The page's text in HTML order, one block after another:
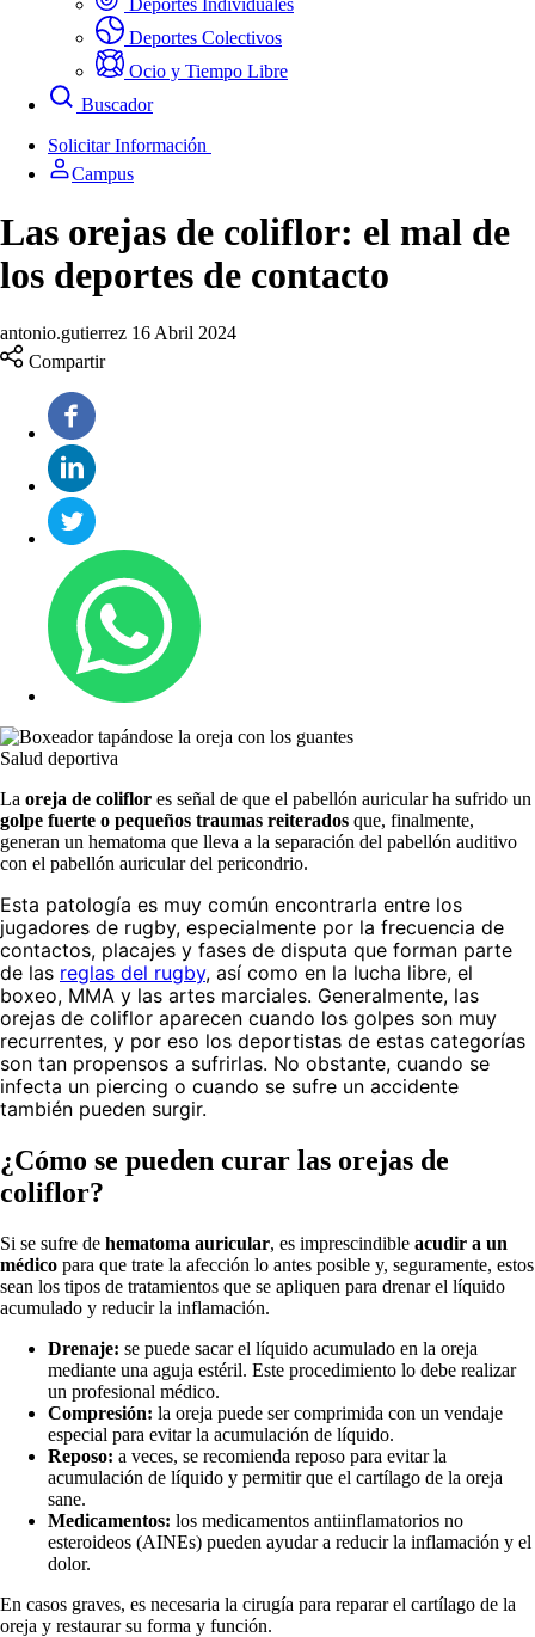
Deportes Individuales
Deportes Colectivos
Ocio y Tiempo Libre
Buscador
Solicitar Información
Campus
Las orejas de coliflor: el mal de
los deportes de contacto
antonio.gutierrez 16 Abril 2024
Compartir
Salud deportiva
La oreja de coliflor es señal de que el pabellón auricular ha sufrido un
golpe fuerte o pequeños traumas reiterados que, finalmente,
generan un hematoma que lleva a la separación del pabellón auditivo
con el pabellón auricular del pericondrio.
Esta patología es muy común encontrarla entre los
jugadores de rugby, especialmente por la frecuencia de
contactos, placajes y fases de disputa que forman parte
de las reglas del rugby, así como en la lucha libre, el
boxeo, MMA y las artes marciales. Generalmente, las
orejas de coliflor aparecen cuando los golpes son muy
recurrentes, y por eso los deportistas de estas categorías
son tan propensos a sufrirlas. No obstante, cuando se
infecta un piercing o cuando se sufre un accidente
también pueden surgir.
¿Cómo se pueden curar las orejas de
coliflor?
Si se sufre de hematoma auricular, es imprescindible acudir a un
médico para que trate la afección lo antes posible y, seguramente, estos
sean los tipos de tratamientos que se apliquen para drenar el líquido
acumulado y reducir la inflamación.
Drenaje: se puede sacar el líquido acumulado en la oreja
mediante una aguja estéril. Este procedimiento lo debe realizar
un profesional médico.
Compresión: la oreja puede ser comprimida con un vendaje
especial para evitar la acumulación de líquido.
Reposo: a veces, se recomienda reposo para evitar la
acumulación de líquido y permitir que el cartílago de la oreja
sane.
Medicamentos: los medicamentos antiinflamatorios no
esteroideos (AINEs) pueden ayudar a reducir la inflamación y el
dolor.
En casos graves, es necesaria la cirugía para reparar el cartílago de la
oreja y restaurar su forma y función.